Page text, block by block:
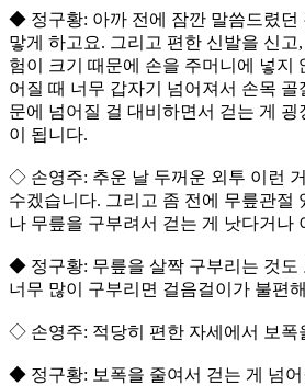
◆ 정구황: 아까 전에 잠깐 말씀드렸던
맣게 하고요. 그리고 편한 신발을 신고
험이 크기 때문에 손을 주머니에 넣지
어질 때 너무 갑자기 넘어져서 손목 골
문에 넘어질 걸 대비하면서 걷는 게
이 됩니다.
◇ 손영주: 추운 날 두꺼운 외투 이런
수겠습니다. 그리고 좀 전에 무릎관절
나 무릎을 구부려서 걷는 게 낫다거나
◆ 정구황: 무릎을 살짝 구부리는 것도
너무 많이 구부리면 걸음걸이가 불편
◇ 손영주: 적당히 편한 자세에서 보폭
◆ 정구황: 보폭을 줄여서 걷는 게 넘